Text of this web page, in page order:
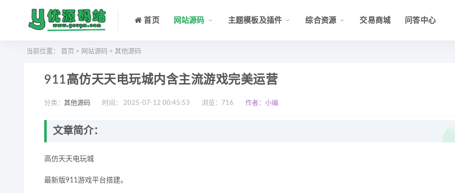
首页 网站源码 主题模板及插件 综合资源 交易商城 问答中心
当前位置： 首页 > 网站源码 > 其他源码
911高仿天天电玩城内含主流游戏完美运营
分类： 其他源码 时间： 2025-07-12 00:45:53 浏览： 716 作者：小编
文章简介：
高仿天天电玩城
最新版911游戏平台搭建。